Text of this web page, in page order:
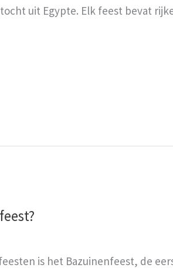
uit Egypte. Elk feest bevat
is het Bazuinenfeest, de